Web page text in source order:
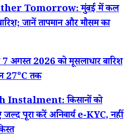
Tomorrow: मुंबई में कल
जानें तापमान और मौसम का
अगस्त 2026 को मूसलाधार बारिश
27°C तक
किसानों को
पूरा करें अनिवार्य e-KYC, नहीं